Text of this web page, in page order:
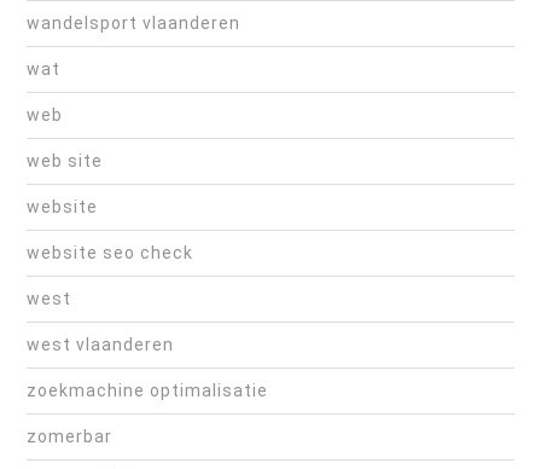
wandelsport vlaanderen
wat
web
web site
website
website seo check
west
west vlaanderen
zoekmachine optimalisatie
zomerbar